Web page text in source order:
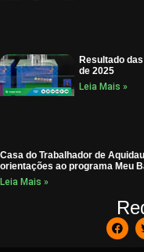
Resultado
de 2025
Leia Mais »
Casa do Trabalhador de
orientações ao programa Meu
Leia Mais »